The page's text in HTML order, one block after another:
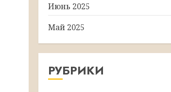
Июнь 2025
Май 2025
РУБРИКИ